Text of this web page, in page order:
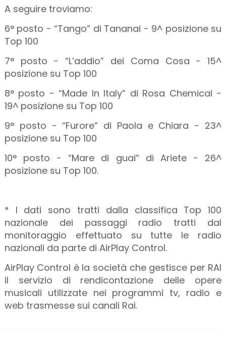
A seguire troviamo:
6° posto - “Tango” di Tananai - 9^ posizione su
Top 100
7° posto - “L’addio” dei Coma Cosa - 15^
posizione su Top 100
8° posto - “Made In Italy” di Rosa Chemical -
19^ posizione su Top 100
9° posto - “Furore” di Paola e Chiara - 23^
posizione su Top 100
10° posto - “Mare di guai” di Ariete - 26^
posizione su Top 100.
* I dati sono tratti dalla classifica Top 100
nazionale dei passaggi radio tratti dal
monitoraggio effettuato su tutte le radio
nazionali da parte di AirPlay Control.
AirPlay Control è la società che gestisce per RAI
il servizio di rendicontazione delle opere
musicali utilizzate nei programmi tv, radio e
web trasmesse sui canali Rai.